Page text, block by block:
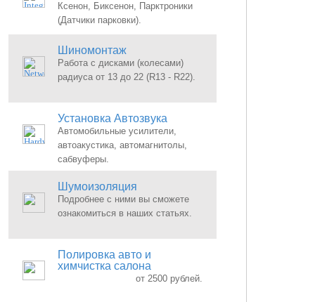
Ксенон, Биксенон, Парктроники
(Датчики парковки).
Шиномонтаж
Работа с дисками (колесами)
радиуса от 13 до 22 (R13 - R22).
Установка Автозвука
Автомобильные усилители,
автоакустика, автомагнитолы,
сабвуферы.
Шумоизоляция
Подробнее с ними вы сможете
ознакомиться в наших статьях.
Полировка авто и
химчистка салона
от 2500 рублей.